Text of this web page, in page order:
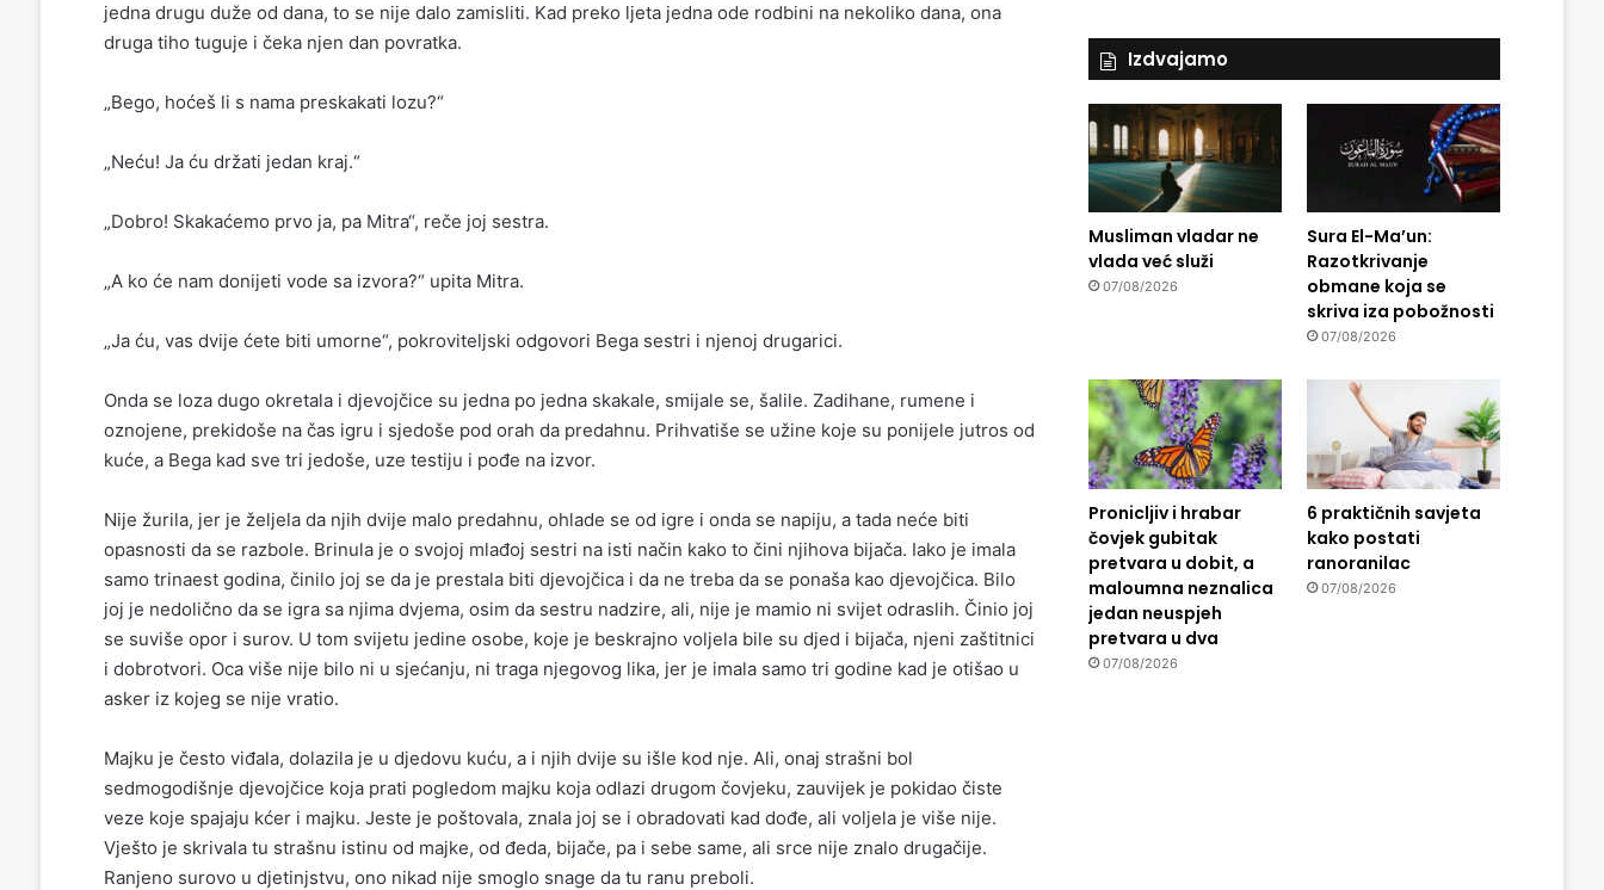
jedna drugu duže od dana, to se nije dalo zamisliti. Kad preko ljeta jedna ode rodbini na nekoliko dana, ona
druga tiho tuguje i čeka njen dan povratka.
„Bego, hoćeš li s nama preskakati lozu?“
„Neću! Ja ću držati jedan kraj.“
„Dobro! Skakaćemo prvo ja, pa Mitra“, reče joj sestra.
„A ko će nam donijeti vode sa izvora?“ upita Mitra.
„Ja ću, vas dvije ćete biti umorne“, pokroviteljski odgovori Bega sestri i njenoj drugarici.
Onda se loza dugo okretala i djevojčice su jedna po jedna skakale, smijale se, šalile. Zadihane, rumene i
oznojene, prekidoše na čas igru i sjedoše pod orah da predahnu. Prihvatiše se užine koje su ponijele jutros od
kuće, a Bega kad sve tri jedoše, uze testiju i pođe na izvor.
Nije žurila, jer je željela da njih dvije malo predahnu, ohlade se od igre i onda se napiju, a tada neće biti
opasnosti da se razbole. Brinula je o svojoj mlađoj sestri na isti način kako to čini njihova bijača. Iako je imala
samo trinaest godina, činilo joj se da je prestala biti djevojčica i da ne treba da se ponaša kao djevojčica. Bilo
joj je nedolično da se igra sa njima dvjema, osim da sestru nadzire, ali, nije je mamio ni svijet odraslih. Činio joj
se suviše opor i surov. U tom svijetu jedine osobe, koje je beskrajno voljela bile su djed i bijača, njeni zaštitnici
i dobrotvori. Oca više nije bilo ni u sjećanju, ni traga njegovog lika, jer je imala samo tri godine kad je otišao u
asker iz kojeg se nije vratio.
Majku je često viđala, dolazila je u djedovu kuću, a i njih dvije su išle kod nje. Ali, onaj strašni bol
sedmogodišnje djevojčice koja prati pogledom majku koja odlazi drugom čovjeku, zauvijek je pokidao čiste
veze koje spajaju kćer i majku. Jeste je poštovala, znala joj se i obradovati kad dođe, ali voljela je više nije.
Vješto je skrivala tu strašnu istinu od majke, od đeda, bijače, pa i sebe same, ali srce nije znalo drugačije.
Ranjeno surovo u djetinjstvu, ono nikad nije smoglo snage da tu ranu preboli.
Izdvajamo
Musliman vladar ne
vlada već služi
07/08/2026
Sura El-Ma’un:
Razotkrivanje
obmane koja se
skriva iza pobožnosti
07/08/2026
Pronicljiv i hrabar
čovjek gubitak
pretvara u dobit, a
maloumna neznalica
jedan neuspjeh
pretvara u dva
07/08/2026
6 praktičnih savjeta
kako postati
ranoranilac
07/08/2026